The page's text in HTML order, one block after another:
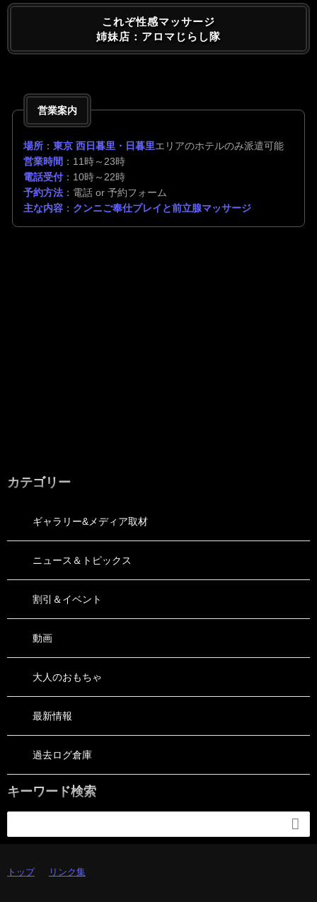
これぞ性感マッサージ
姉妹店：アロマじらし隊
営業案内
場所 ： 東京 西日暮里・日暮里エリアのホテルのみ派遣可能
営業時間 ：11時～23時
電話受付：10時～22時
予約方法 ：電話 or 予約フォーム
主な内容 ： クンニご奉仕プレイと前立腺マッサージ
カテゴリー
ギャラリー&メディア取材
ニュース＆トピックス
割引＆イベント
動画
大人のおもちゃ
最新情報
過去ログ倉庫
キーワード検索

トップ リンク集